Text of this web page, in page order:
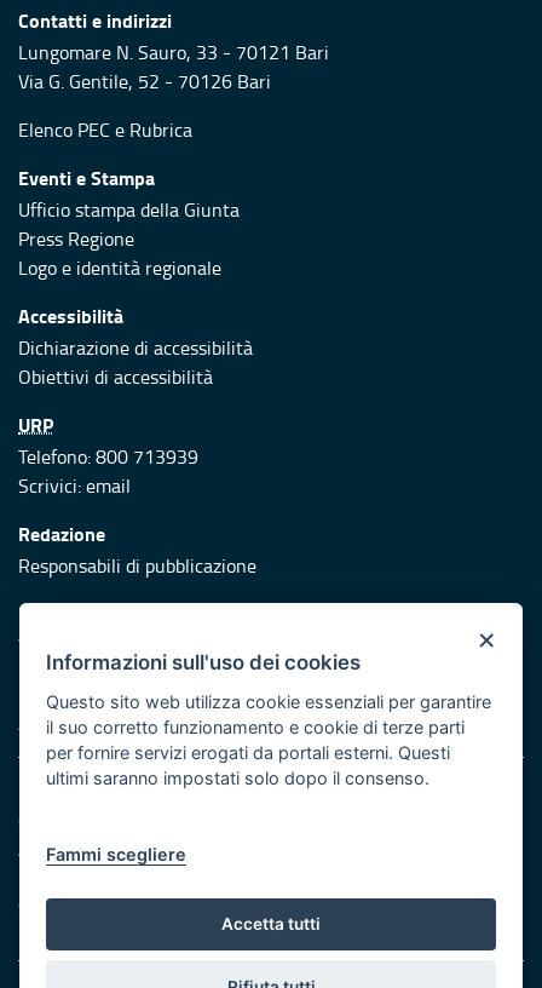
Contatti e indirizzi
Lungomare N. Sauro, 33 - 70121 Bari
Via G. Gentile, 52 - 70126 Bari
Elenco PEC e Rubrica
Eventi e Stampa
Ufficio stampa della Giunta
Press Regione
Logo e identità regionale
Accessibilità
Dichiarazione di accessibilità
Obiettivi di accessibilità
URP
Telefono: 800 713939
Scrivici:email
Redazione
Responsabili di pubblicazione
Protezione civile
Vai al sito di Protezione Civile Puglia
Iniziativa finanziata con risorse del POR Puglia 2014/2020 -
Asse XI
Note legali
Cookie e privacy
Atti di notifica
Servizi Intranet
×
Informazioni sull'uso dei cookies
Questo sito web utilizza cookie essenziali per garantire
il suo corretto funzionamento e cookie di terze parti
per fornire servizi erogati da portali esterni. Questi
ultimi saranno impostati solo dopo il consenso.
Fammi scegliere
Accetta tutti